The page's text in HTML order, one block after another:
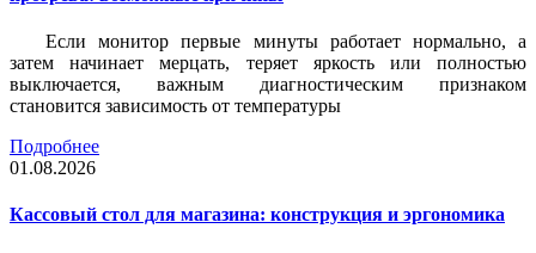
Если монитор первые минуты работает нормально, а
затем начинает мерцать, теряет яркость или полностью
выключается, важным диагностическим признаком
становится зависимость от температуры
Подробнее
01.08.2026
Кассовый стол для магазина: конструкция и эргономика